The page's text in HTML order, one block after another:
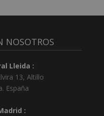
NOSOTROS
Lleida :
13, Altillo
. España
: